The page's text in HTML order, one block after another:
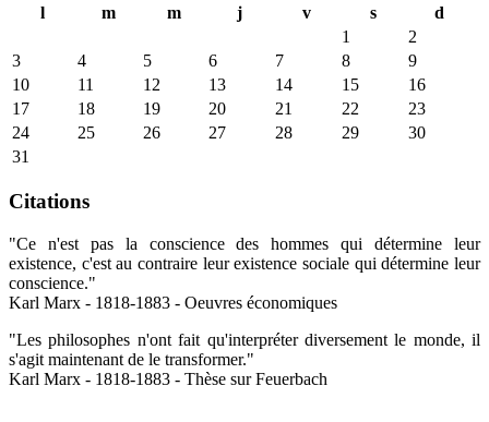
l
m m j v s
d
1
2
3
4 5 6 7 8
9
10
11 12 13 14 15
16
17
18 19 20 21 22
23
24
25 26 27 28 29
30
31
Citations
"Ce n'est pas la conscience des hommes qui détermine leur
existence, c'est au contraire leur existence sociale qui détermine leur
conscience."
Karl Marx - 1818-1883 - Oeuvres économiques
"Les philosophes n'ont fait qu'interpréter diversement le monde, il
s'agit maintenant de le transformer."
Karl Marx - 1818-1883 - Thèse sur Feuerbach